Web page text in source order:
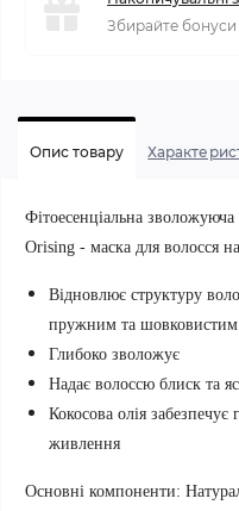
Збирайте бонуси
Опис товару
Фітоесенціальна
Orising - маска для волосся
Відновлює структуру
пружним та шовковистим
Глибоко зволожує
Надає волоссю блиск та
Кокосова олія
живлення
Основні компоненти: